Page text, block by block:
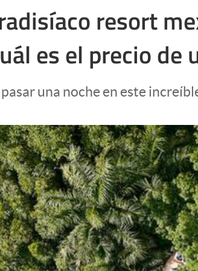
resort
es el precio de
una noche en este